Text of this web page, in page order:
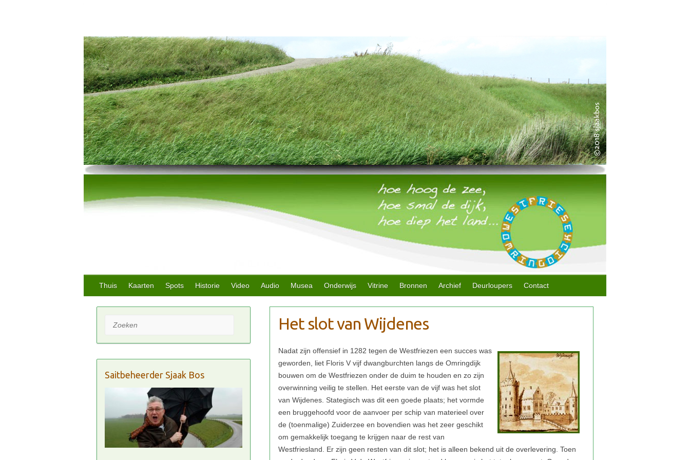
Thuis Kaarten Spots Historie Video Audio Musea Onderwijs Vitrine Bronnen Archief Deurloupers Contact
Zoeken
Saitbeheerder Sjaak Bos